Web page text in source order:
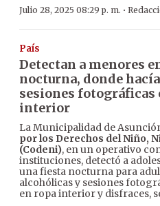
Julio 28, 2025 08:29 p. m. ·
País
Detectan a menores
nocturna, donde
sesiones fotográficas
interior
La Municipalidad de
por los Derechos del Niño,
(Codeni), en un operativo
instituciones, detectó a
una fiesta nocturna para
alcohólicas y sesiones
en ropa interior y disfraces,